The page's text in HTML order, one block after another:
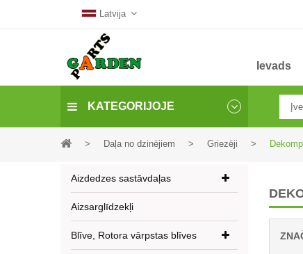
Latvija
Ievads
KATEGORIJOJE
> Daļa no dzinējiem > Griezēji >
Aizdedzes sastāvdaļas
Aizsarglīdzekļi
Blīve, Rotora vārpstas blīves